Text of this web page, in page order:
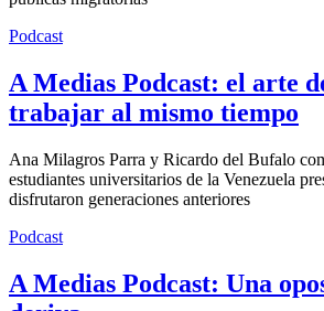
Podcast
A Medias Podcast: el arte
trabajar al mismo tiempo
Ana Milagros Parra y Ricardo del Bufalo
estudiantes universitarios de la Venezuela
disfrutaron generaciones anteriores
Podcast
A Medias Podcast: Una